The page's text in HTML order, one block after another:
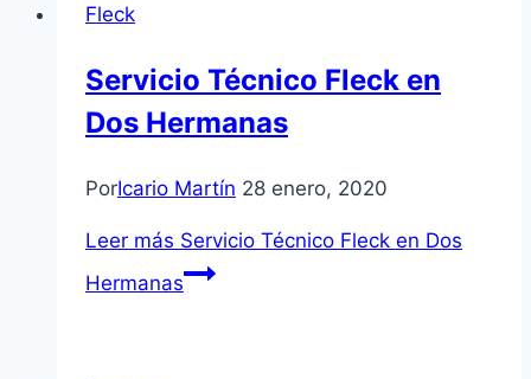
Fleck
Servicio Técnico Fleck en
Dos Hermanas
PorIcario Martín 28 enero, 2020
Leer más Servicio Técnico Fleck en Dos
Hermanas